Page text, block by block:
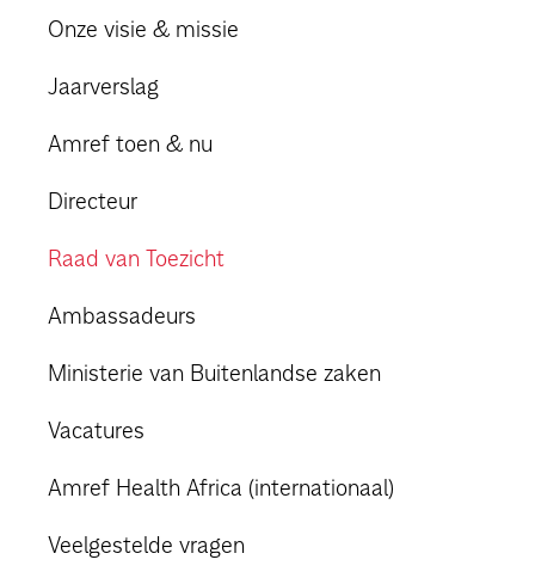
Onze visie & missie
Jaarverslag
Amref toen & nu
Directeur
Raad van Toezicht
Ambassadeurs
Ministerie van Buitenlandse zaken
Vacatures
Amref Health Africa (internationaal)
Veelgestelde vragen